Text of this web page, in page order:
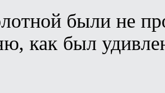
были не
как был